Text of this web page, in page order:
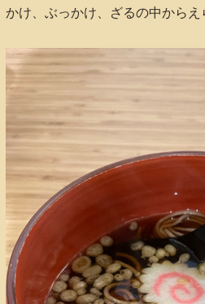
かけ、ぶっかけ、ざるの中からえ